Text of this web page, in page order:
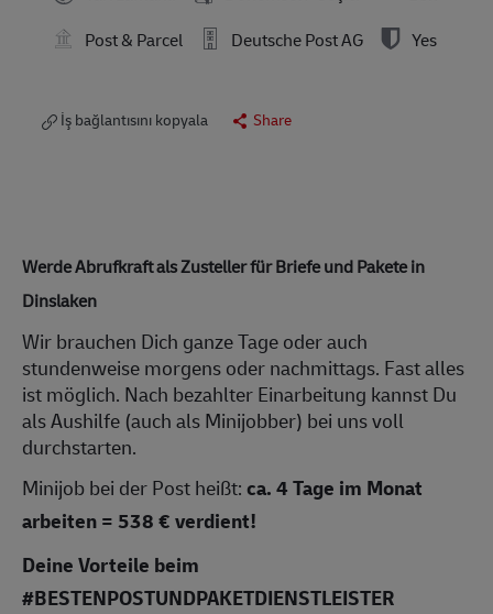
Post & Parcel
Deutsche Post AG Yes
İş bağlantısını kopyala Share
Werde Abrufkraft als Zusteller für Briefe und Pakete in
Dinslaken
Wir brauchen Dich ganze Tage oder auch
stundenweise morgens oder nachmittags. Fast alles
ist möglich. Nach bezahlter Einarbeitung kannst Du
als Aushilfe (auch als Minijobber) bei uns voll
durchstarten.
Minijob bei der Post heißt:ca.4 Tage im Monat
arbeiten = 538 € verdient!
Deine Vorteile beim
#BESTENPOSTUNDPAKETDIENSTLEISTER